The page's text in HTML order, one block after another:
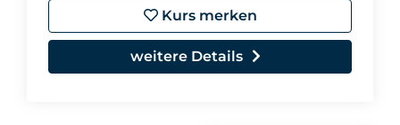
Kurs merken
weitere Details